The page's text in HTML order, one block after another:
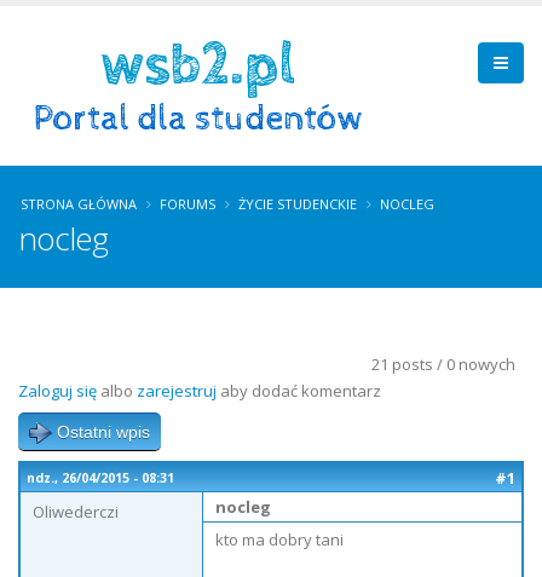
STRONA GŁÓWNA FORUMS ŻYCIE STUDENCKIE NOCLEG
nocleg
21 posts / 0 nowych
Zaloguj się albo zarejestruj aby dodać komentarz
Ostatni wpis
ndz., 26/04/2015 - 08:31
#1
Oliwederczi
nocleg
kto ma dobry tani